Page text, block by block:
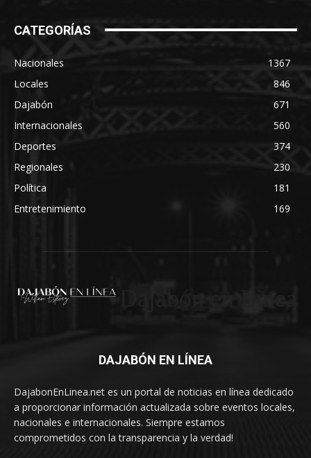
CATEGORÍAS
Nacionales
1367
Locales
846
Dajabón
671
Internacionales
560
Deportes
374
Regionales
230
Política
181
Entretenimiento
169
DAJABÓN EN LÍNEA
DajabonEnLinea.net es un portal de noticias en línea dedicado
a proporcionar información actualizada sobre eventos locales,
nacionales e internacionales. Siempre estamos
comprometidos con la transparencia y la verdad!